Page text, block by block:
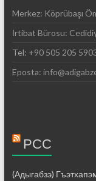
Merkez: Köprübaşı
İrtibat Bürosu:
Tel: +90 505 205
Eposta:
РСС
(Адыгабзэ)